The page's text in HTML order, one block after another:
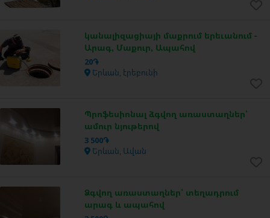
կանալիզացիայի մաքրում երեւանում -
Արագ, Մաքուր, Ապահով
20֏
Երևան, էրեբունի
Պրոֆեսիոնալ ձգվող առաստաղներ՝
ամուր նյութերով
3 500֏
Երևան, Ավան
Ձգվող առաստաղներ՝ տեղադրում
արագ և ապահով